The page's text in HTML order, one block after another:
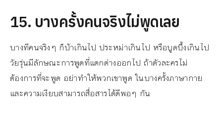
15. บางครั้งคนจริงไม่พูดเลย
บางทีคนจริงๆ ก็บ้าเกินไป ประหม่าเกินไป หรือบูดบึ้งเกินไป
วัยรุ่นมีลักษณะการพูดที่แตกต่างออกไป ถ้าตัวละครไม่
ต้องการที่จะพูด อย่าทำให้พวกเขาพูด ในบางครั้งภาษากาย
และความเงียบสามารถสื่อสารได้ดีพอๆ กัน